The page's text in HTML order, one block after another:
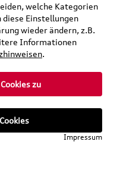
welche Kategorien
diese Einstellungen
wieder ändern, z.B.
Informationen
.
zu
Impressum